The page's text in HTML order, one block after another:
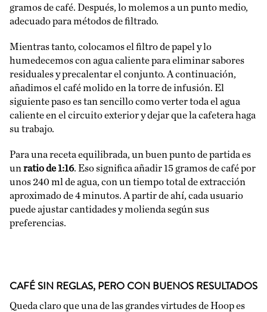
gramos de café. Después, lo molemos a un punto medio,
adecuado para métodos de filtrado.
Mientras tanto, colocamos el filtro de papel y lo
humedecemos con agua caliente para eliminar sabores
residuales y precalentar el conjunto. A continuación,
añadimos el café molido en la torre de infusión. El
siguiente paso es tan sencillo como verter toda el agua
caliente en el circuito exterior y dejar que la cafetera haga
su trabajo.
Para una receta equilibrada, un buen punto de partida es
unratio de 1:16. Eso significa añadir 15 gramos de café por
unos 240 ml de agua, con un tiempo total de extracción
aproximado de 4 minutos. A partir de ahí, cada usuario
puede ajustar cantidades y molienda según sus
preferencias.
CAFÉ SIN REGLAS, PERO CON BUENOS RESULTADOS
Queda claro que una de las grandes virtudes de Hoop es